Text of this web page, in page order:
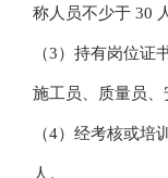
称人员不少于 30
（3）持有岗位证
施工员、质量员、
（4）经考核或培
人。